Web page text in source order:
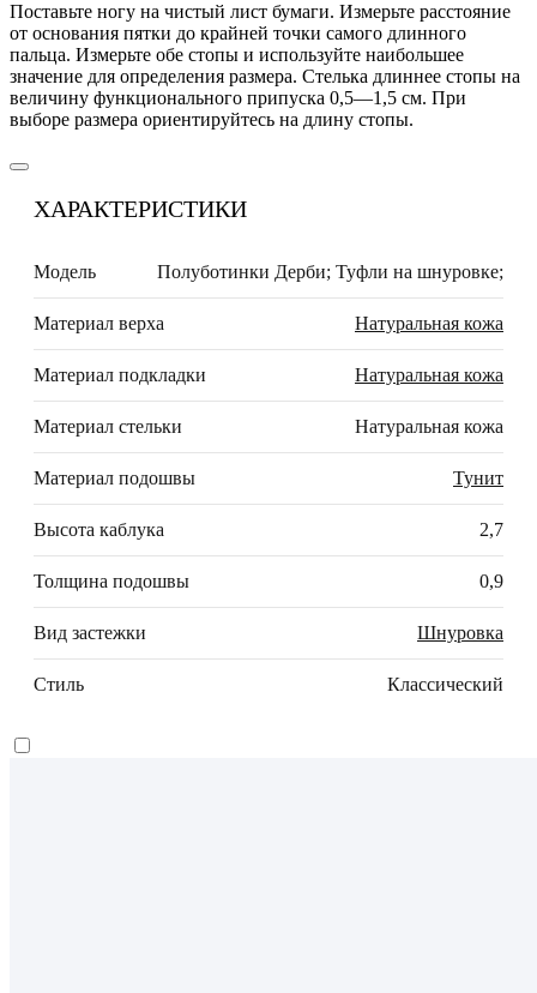
Поставьте ногу на чистый лист бумаги. Измерьте расстояние
от основания пятки до крайней точки самого длинного
пальца. Измерьте обе стопы и используйте наибольшее
значение для определения размера. Стелька длиннее стопы на
величину функционального припуска 0,5—1,5 см. При
выборе размера ориентируйтесь на длину стопы.
ХАРАКТЕРИСТИКИ
Модель Полуботинки Дерби; Туфли на шнуровке;
Материал верха Натуральная кожа
Материал подкладки Натуральная кожа
Материал стельки Натуральная кожа
Материал подошвы Тунит
Высота каблука 2,7
Толщина подошвы 0,9
Вид застежки Шнуровка
Стиль Классический